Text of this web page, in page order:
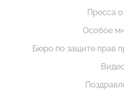
Пресса
Особое
Бюро по защите прав